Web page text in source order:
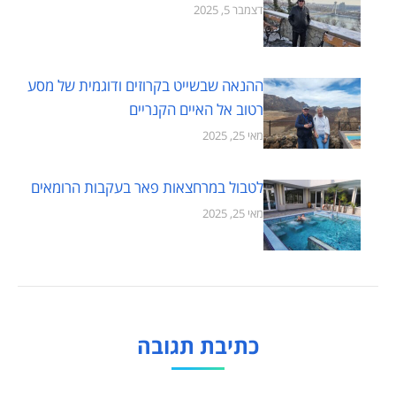
דצמבר 5, 2025
ההנאה שבשייט בקרוזים ודוגמית של מסע
רטוב אל האיים הקנריים
מאי 25, 2025
לטבול במרחצאות פאר בעקבות הרומאים
מאי 25, 2025
כתיבת תגובה